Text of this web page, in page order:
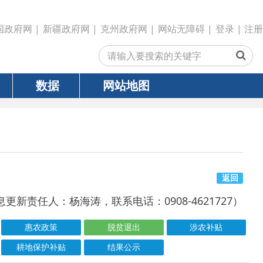
府网| 克州政府网 | 网站无障碍| 登录 | 注册
网站地图
脱贫退出
涉农补贴
结果公示
成文日期
发文日期